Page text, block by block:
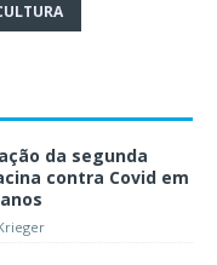
da segunda
contra Covid em